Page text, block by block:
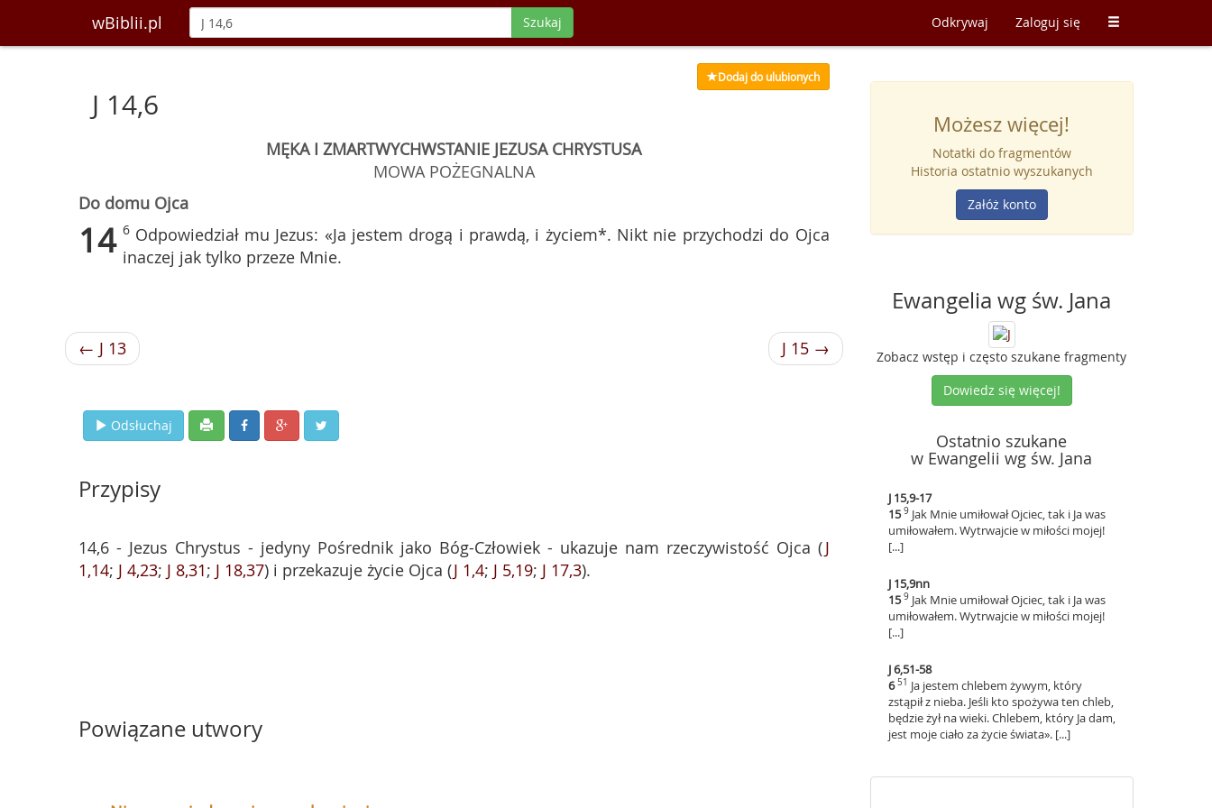
wBiblii.pl Szukaj Odkrywaj Zaloguj się
Dodaj do ulubionych
J 14,6
MĘKA I ZMARTWYCHWSTANIE JEZUSA CHRYSTUSA
MOWA POŻEGNALNA
Do domu Ojca
14 6 Odpowiedział mu Jezus: «Ja jestem drogą i prawdą, i życiem*. Nikt nie przychodzi do Ojca
inaczej jak tylko przeze Mnie.
← J 13 J 15 →
Odsłuchaj
Przypisy
14,6 - Jezus Chrystus - jedyny Pośrednik jako Bóg-Człowiek - ukazuje nam rzeczywistość Ojca (J
1,14; J 4,23; J 8,31; J 18,37) i przekazuje życie Ojca (J 1,4; J 5,19; J 17,3).
Powiązane utwory
Możesz więcej!
Notatki do fragmentów
Historia ostatnio wyszukanych
Załóż konto
Ewangelia wg św. Jana
Zobacz wstęp i często szukane fragmenty
Dowiedz się więcej!
Ostatnio szukane
w Ewangelii wg św. Jana
J 15,9-17
159 Jak Mnie umiłował Ojciec, tak i Ja was
umiłowałem. Wytrwajcie w miłości mojej!
[...]
J 15,9nn
159 Jak Mnie umiłował Ojciec, tak i Ja was
umiłowałem. Wytrwajcie w miłości mojej!
[...]
J 6,51-58
651 Ja jestem chlebem żywym, który
zstąpił z nieba. Jeśli kto spożywa ten chleb,
będzie żył na wieki. Chlebem, który Ja dam,
jest moje ciało za życie świata». [...]